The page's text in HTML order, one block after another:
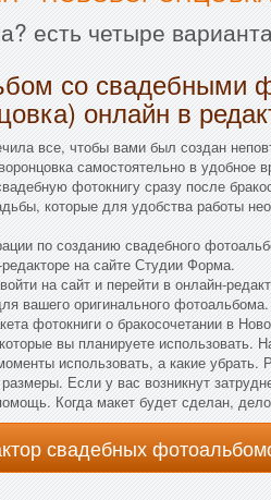
есть четыре
со свадебными
онлайн в
все, чтобы вами был создан
самостоятельно в удобное
фотокнигу сразу после
которые для удобства работы
по созданию свадебного
на сайте Студии Форма.
на сайт и перейти в онлайн-
вашего оригинального
фотокниги о бракосочетании в
вы планируете использовать.
использовать, а какие убрать.
Если у вас возникнут
Когда макет будет сделан,
свадебных